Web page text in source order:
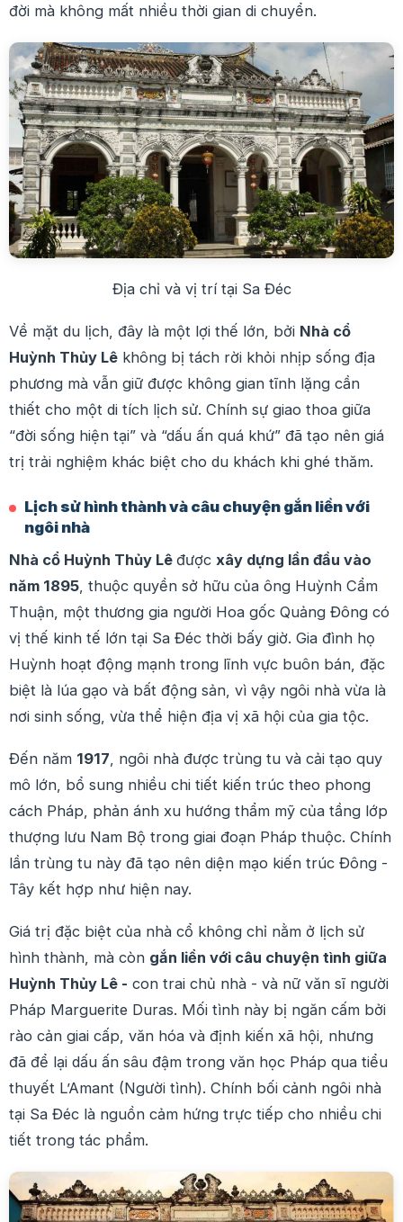
đời mà không mất nhiều thời gian di chuyển.
Địa chỉ và vị trí tại Sa Đéc
Về mặt du lịch, đây là một lợi thế lớn, bởi Nhà cổ
Huỳnh Thủy Lê không bị tách rời khỏi nhịp sống địa
phương mà vẫn giữ được không gian tĩnh lặng cần
thiết cho một di tích lịch sử. Chính sự giao thoa giữa
“đời sống hiện tại” và “dấu ấn quá khứ” đã tạo nên giá
trị trải nghiệm khác biệt cho du khách khi ghé thăm.
Lịch sử hình thành và câu chuyện gắn liền với
ngôi nhà
Nhà cổ Huỳnh Thủy Lê được xây dựng lần đầu vào
năm 1895, thuộc quyền sở hữu của ông Huỳnh Cẩm
Thuận, một thương gia người Hoa gốc Quảng Đông có
vị thế kinh tế lớn tại Sa Đéc thời bấy giờ. Gia đình họ
Huỳnh hoạt động mạnh trong lĩnh vực buôn bán, đặc
biệt là lúa gạo và bất động sản, vì vậy ngôi nhà vừa là
nơi sinh sống, vừa thể hiện địa vị xã hội của gia tộc.
Đến năm 1917, ngôi nhà được trùng tu và cải tạo quy
mô lớn, bổ sung nhiều chi tiết kiến trúc theo phong
cách Pháp, phản ánh xu hướng thẩm mỹ của tầng lớp
thượng lưu Nam Bộ trong giai đoạn Pháp thuộc. Chính
lần trùng tu này đã tạo nên diện mạo kiến trúc Đông -
Tây kết hợp như hiện nay.
Giá trị đặc biệt của nhà cổ không chỉ nằm ở lịch sử
hình thành, mà còn gắn liền với câu chuyện tình giữa
Huỳnh Thủy Lê - con trai chủ nhà - và nữ văn sĩ người
Pháp Marguerite Duras. Mối tình này bị ngăn cấm bởi
rào cản giai cấp, văn hóa và định kiến xã hội, nhưng
đã để lại dấu ấn sâu đậm trong văn học Pháp qua tiểu
thuyết L’Amant (Người tình). Chính bối cảnh ngôi nhà
tại Sa Đéc là nguồn cảm hứng trực tiếp cho nhiều chi
tiết trong tác phẩm.